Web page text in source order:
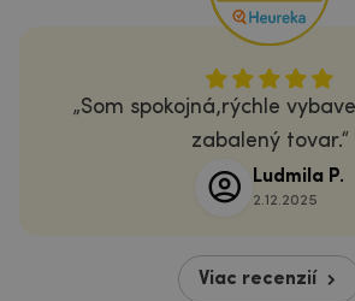
Som spokojná,rýchle
zabalený tovar.
Ludmila P.
2.12.2025
Viac recenzií